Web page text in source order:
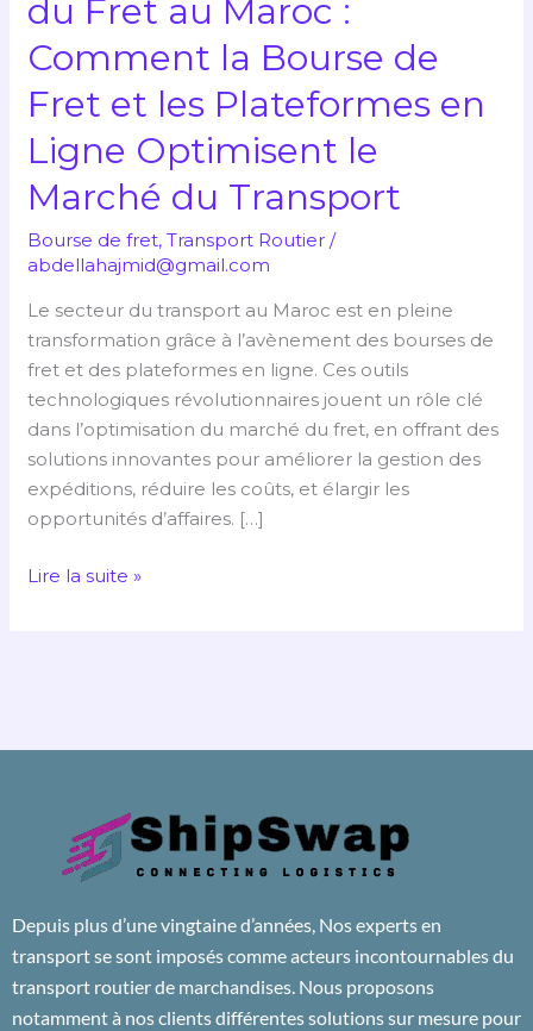
du Fret au Maroc :
Comment la Bourse de
Fret et les Plateformes en
Ligne Optimisent le
Marché du Transport
Bourse de fret,Transport Routier /
abdellahajmid@gmail.com
Le secteur du transport au Maroc est en pleine
transformation grâce à l’avènement des bourses de
fret et des plateformes en ligne. Ces outils
technologiques révolutionnaires jouent un rôle clé
dans l’optimisation du marché du fret, en offrant des
solutions innovantes pour améliorer la gestion des
expéditions, réduire les coûts, et élargir les
opportunités d’affaires. […]
Fret
au
Maroc
Comment
la
Bourse
Fret
les
Plateformes
en
Ligne
Optimisent
le
Marché
du
Lire la suite »
Depuis plus d’une vingtaine d’années, Nos experts en
transport se sont imposés comme acteurs incontournables du
transport routier de marchandises. Nous proposons
notamment à nos clients différentes solutions sur mesure pour